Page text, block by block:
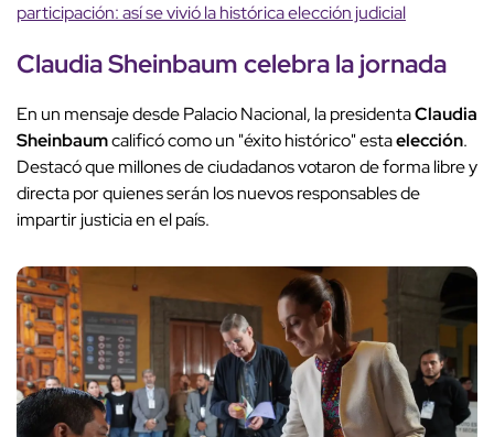
participación: así se vivió la histórica elección judicial
Claudia Sheinbaumcelebra la jornada
En un mensaje desde Palacio Nacional, la presidentaClaudia
Sheinbaumcalificó como un "éxito histórico" estaelección.
Destacó que millones de ciudadanos votaron de forma libre y
directa por quienes serán los nuevos responsables de
impartir justicia en el país.